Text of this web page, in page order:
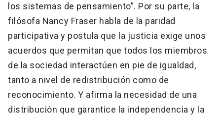
los sistemas de pensamiento”. Por su parte, la
filósofa Nancy Fraser habla de la paridad
participativa y postula que la justicia exige unos
acuerdos que permitan que todos los miembros
de la sociedad interactúen en pie de igualdad,
tanto a nivel de redistribución como de
reconocimiento. Y afirma la necesidad de una
distribución que garantice la independencia y la